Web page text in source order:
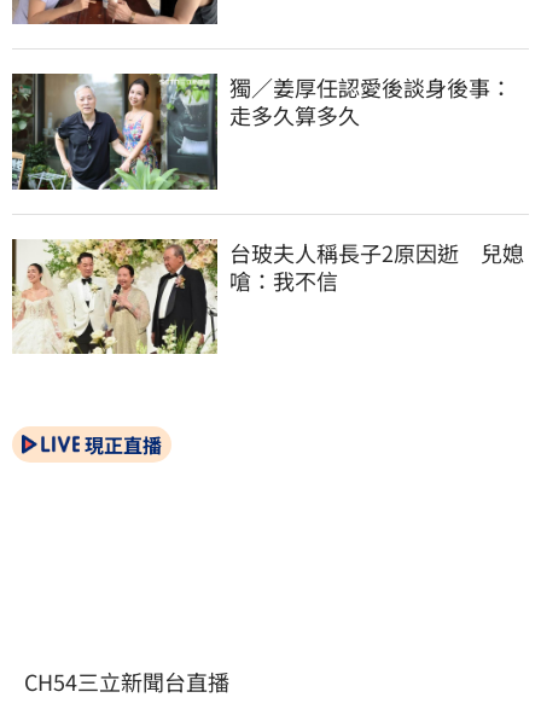
獨／姜厚任認愛後談身後事：
走多久算多久
台玻夫人稱長子2原因逝　兒媳
嗆：我不信
現正直播
CH54三立新聞台直播